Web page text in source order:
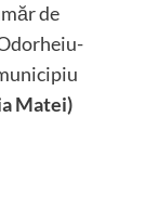
de
Matei)